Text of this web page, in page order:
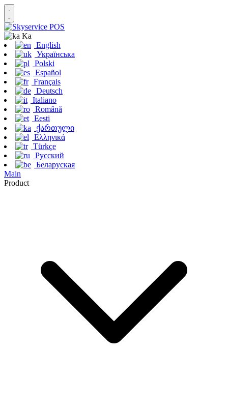
Ka
English
Українська
Polski
Español
Français
Deutsch
Italiano
Română
Eesti
ქართული
Ελληνικά
Türkçe
Русский
Беларуская
Main
Product